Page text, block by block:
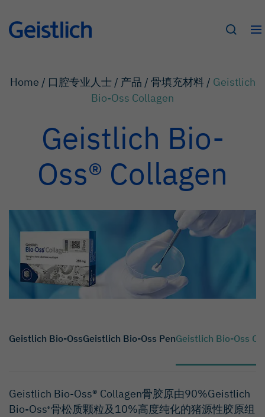
Home / 口腔专业人士 / 产品 / 骨填充材料 / Geistlich
Bio-Oss Collagen
Geistlich Bio-
Oss® Collagen
Geistlich Bio-OssGeistlich Bio-Oss PenGeistlich Bio-Oss
Geistlich Bio-Oss® Collagen骨胶原由90%Geistlich
Bio-Oss®骨松质颗粒及10%高度纯化的猪源性胶原组